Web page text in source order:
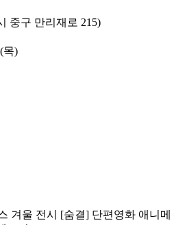
중구 만리재로 215)
목)